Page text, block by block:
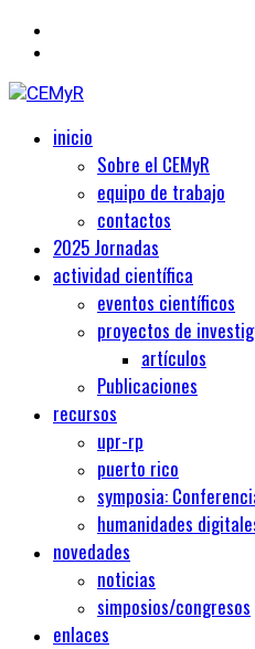
CEMyR
Centro de Estudios Medievales y
Primaryinicio
Sobre el CEMyR
equipo de trabajo
contactos
2025 Jornadas
actividad científica
eventos científicos
proyectos de
artículos
Publicaciones
recursos
upr-rp
puerto rico
symposia:
humanidades
novedades
noticias
simposios/congresos
enlaces